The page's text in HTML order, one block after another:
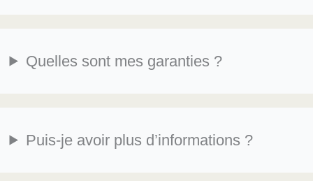
Quelles sont mes garanties ?
Puis-je avoir plus d’informations ?